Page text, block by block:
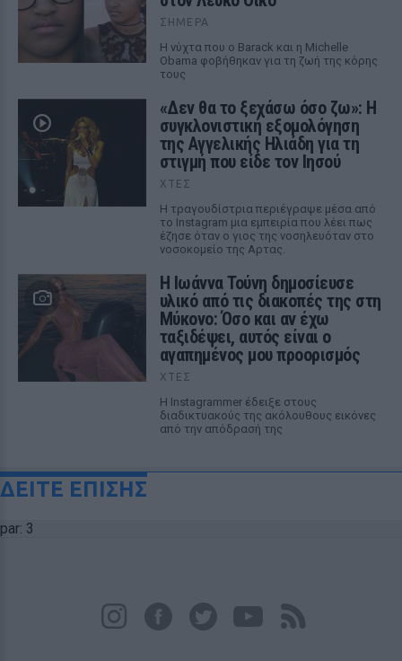
ΣΉΜΕΡΑ
Η νύχτα που ο Barack και η Michelle
Obama φοβήθηκαν για τη ζωή της κόρης
τους
«Δεν θα το ξεχάσω όσο ζω»: Η
συγκλονιστική εξομολόγηση
της Αγγελικής Ηλιάδη για τη
στιγμή που είδε τον Ιησού
ΧΤΕΣ
Η τραγουδίστρια περιέγραψε μέσα από
το Instagram μια εμπειρία που λέει πως
έζησε όταν ο γιος της νοσηλευόταν στο
νοσοκομείο της Αρτας.
Η Ιωάννα Τούνη δημοσίευσε
υλικό από τις διακοπές της στη
Μύκονο: Όσο και αν έχω
ταξιδέψει, αυτός είναι ο
αγαπημένος μου προορισμός
ΧΤΕΣ
Η Instagrammer έδειξε στους
διαδικτυακούς της ακόλουθους εικόνες
από την απόδρασή της
ΔΕΙΤΕ ΕΠΙΣΗΣ
par: 3